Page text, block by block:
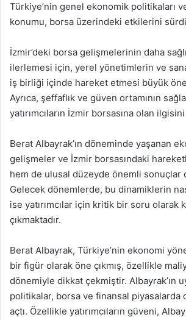
Türkiye’nin genel ekonomik politikaları
konumu, borsa üzerindeki etkilerini
İzmir’deki borsa gelişmelerinin daha
ilerlemesi için, yerel yönetimlerin ve
iş birliği içinde hareket etmesi büyük
Ayrıca, şeffaflık ve güven ortamının
yatırımcıların İzmir borsasına olan
Berat Albayrak’ın döneminde yaşanan
gelişmeler ve İzmir borsasındaki
hem de ulusal düzeyde önemli sonuçlar
Gelecek dönemlerde, bu dinamiklerin
ise yatırımcılar için kritik bir soru olarak
çıkmaktadır.
Berat Albayrak, Türkiye’nin ekonomi
bir figür olarak öne çıkmış, özellikle
dönemiyle dikkat çekmiştir. Albayrak’ın
politikalar, borsa ve finansal piyasalarda
açtı. Özellikle yatırımcıların güveni,